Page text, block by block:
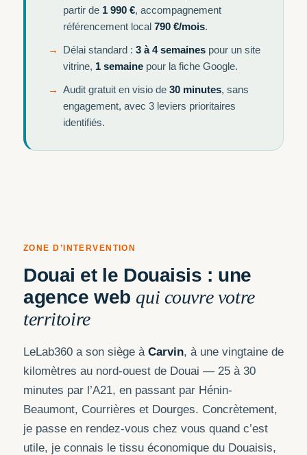
partir de 1 990 €, accompagnement
référencement local 790 €/mois.
Délai standard : 3 à 4 semaines pour un site
vitrine, 1 semaine pour la fiche Google.
Audit gratuit en visio de 30 minutes, sans
engagement, avec 3 leviers prioritaires
identifiés.
ZONE D’INTERVENTION
Douai et le Douaisis : une
agence web qui couvre votre
territoire
LeLab360 a son siège à Carvin, à une vingtaine de
kilomètres au nord-ouest de Douai — 25 à 30
minutes par l’A21, en passant par Hénin-
Beaumont, Courrières et Dourges. Concrètement,
je passe en rendez-vous chez vous quand c’est
utile, je connais le tissu économique du Douaisis,